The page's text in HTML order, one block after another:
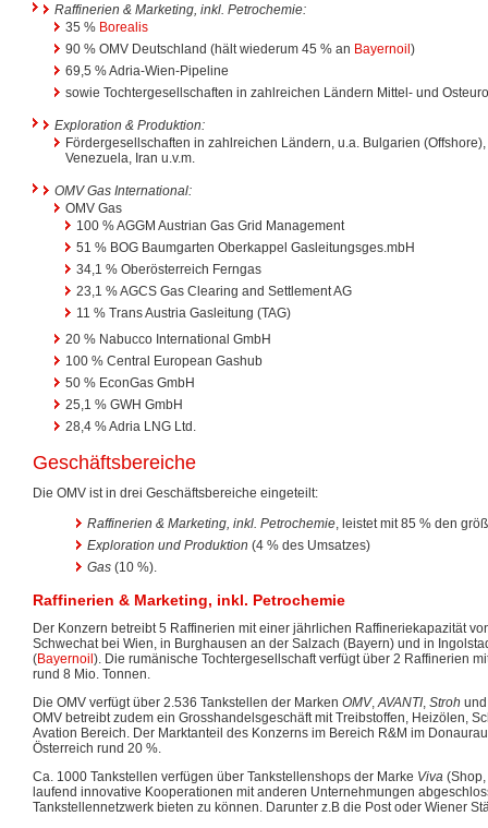
Raffinerien & Marketing, inkl. Petrochemie:
35 % Borealis
90 % OMV Deutschland (hält wiederum 45 % an Bayernoil )
69,5 % Adria-Wien-Pipeline
sowie Tochtergesellschaften in zahlreichen Ländern Mittel- und
Exploration & Produktion:
Fördergesellschaften in zahlreichen Ländern, u.a. Bulgarien
Venezuela, Iran u.v.m.
OMV Gas International:
OMV Gas
100 % AGGM Austrian Gas Grid Management
51 % BOG Baumgarten Oberkappel Gasleitungsges.mbH
34,1 % Oberösterreich Ferngas
23,1 % AGCS Gas Clearing and Settlement AG
11 % Trans Austria Gasleitung (TAG)
20 % Nabucco International GmbH
100 % Central European Gashub
50 % EconGas GmbH
25,1 % GWH GmbH
28,4 % Adria LNG Ltd.
Geschäftsbereiche
Die OMV ist in drei Geschäftsbereiche eingeteilt:
Raffinerien & Marketing, inkl. Petrochemie, leistet mit 85 % den
Exploration und Produktion (4 % des Umsatzes)
Gas (10 %).
Raffinerien & Marketing, inkl. Petrochemie
Der Konzern betreibt 5 Raffinerien mit einer jährlichen Raffineriekapazität
Schwechat bei Wien, in Burghausen an der Salzach (Bayern) und in
(Bayernoil ). Die rumänische Tochtergesellschaft verfügt über 2 Raffinerien
rund 8 Mio. Tonnen.
Die OMV verfügt über 2.536 Tankstellen der Marken OMV,AVANTI, Stroh
OMV betreibt zudem ein Grosshandelsgeschäft mit Treibstoffen, Heizölen,
Avation Bereich. Der Marktanteil des Konzerns im Bereich R&M im
Österreich rund 20 %.
Ca. 1000 Tankstellen verfügen über Tankstellenshops der Marke Viva
laufend innovative Kooperationen mit anderen Unternehmungen
Tankstellennetzwerk bieten zu können. Darunter z.B die Post oder Wiener